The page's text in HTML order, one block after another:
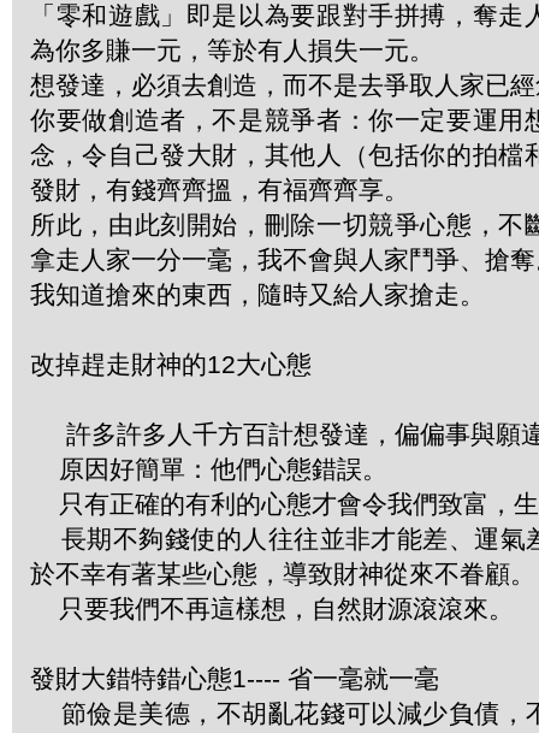
「零和遊戲」即是以為要跟對手拼搏，奪走
為你多賺一元，等於有人損失一元。
想發達，必須去創造，而不是去爭取人家已
你要做創造者，不是競爭者：你一定要運用
念，令自己發大財，其他人（包括你的拍檔
發財，有錢齊齊搵，有福齊齊享。
所此，由此刻開始，刪除一切競爭心態，不
拿走人家一分一毫，我不會與人家鬥爭、搶
我知道搶來的東西，隨時又給人家搶走。
改掉趕走財神的12大心態
許多許多人千方百計想發達，偏偏事與願
原因好簡單：他們心態錯誤。
只有正確的有利的心態才會令我們致富，
長期不夠錢使的人往往並非才能差、運氣
於不幸有著某些心態，導致財神從來不眷顧。
只要我們不再這樣想，自然財源滾滾來。
發財大錯特錯心態1---- 省一毫就一毫
節儉是美德，不胡亂花錢可以減少負債，